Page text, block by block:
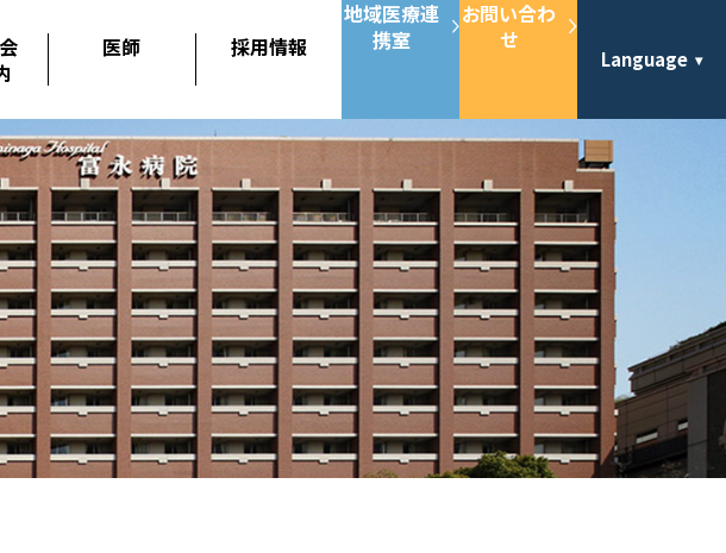
医師 採用情報
地域医療連
携室
お問い合わ
せ
Language